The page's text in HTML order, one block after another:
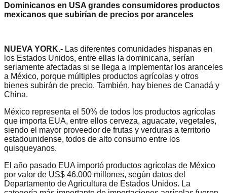
Dominicanos en USA grandes consumidores productos
mexicanos que subirían de precios por aranceles
NUEVA YORK.- Las diferentes comunidades hispanas en
los Estados Unidos, entre ellas la dominicana, serían
seriamente afectadas si se llega a implementar los aranceles
a México, porque múltiples productos agrícolas y otros
bienes subirán de precio. También, hay bienes de Canadá y
China.
México representa el 50% de todos los productos agrícolas
que importa EUA, entre ellos cerveza, aguacate, vegetales,
siendo el mayor proveedor de frutas y verduras a territorio
estadounidense, todos de alto consumo entre los
quisqueyanos.
El año pasado EUA importó productos agrícolas de México
por valor de US$ 46.000 millones, según datos del
Departamento de Agricultura de Estados Unidos. La